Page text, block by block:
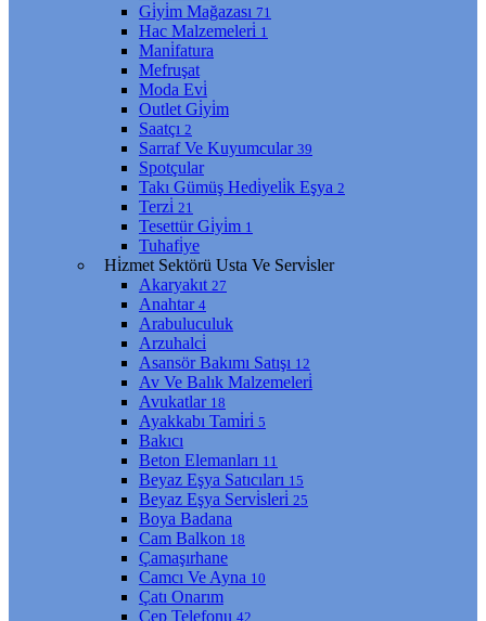
Gi̇yi̇m Mağazası 71
Hac Malzemeleri̇ 1
Mani̇fatura
Mefruşat
Moda Evi̇
Outlet Gi̇yi̇m
Saatçı 2
Sarraf Ve Kuyumcular 39
Spotçular
Takı Gümüş Hedi̇yeli̇k Eşya 2
Terzi̇ 21
Tesettür Gi̇yi̇m 1
Tuhafi̇ye
Hi̇zmet Sektörü Usta Ve Servi̇sler
Akaryakıt 27
Anahtar 4
Arabuluculuk
Arzuhalci̇
Asansör Bakımı Satışı 12
Av Ve Balık Malzemeleri̇
Avukatlar 18
Ayakkabı Tami̇ri̇ 5
Bakıcı
Beton Elemanları 11
Beyaz Eşya Satıcıları 15
Beyaz Eşya Servi̇sleri̇ 25
Boya Badana
Cam Balkon 18
Çamaşırhane
Camcı Ve Ayna 10
Çatı Onarım
Cep Telefonu 42